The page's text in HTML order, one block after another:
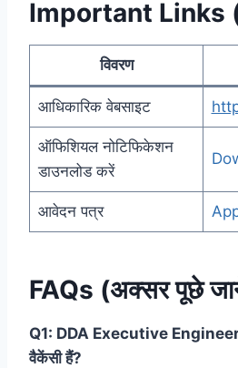
Important Links
विवरण
आधिकारिक वेबसाइट
ऑफिशियल नोटिफिकेशन
डाउनलोड करें
आवेदन पत्र
FAQs (अक्सर पूछे
Q1: DDA Executive
वैकेंसी हैं?